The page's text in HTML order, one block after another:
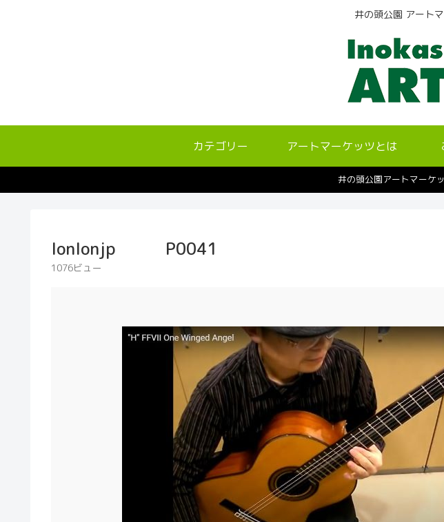
井の頭公園 アート
カテゴリー アートマーケッツとは
井の頭公園アートマーケ
lonlonjp P0041
1076ビュー